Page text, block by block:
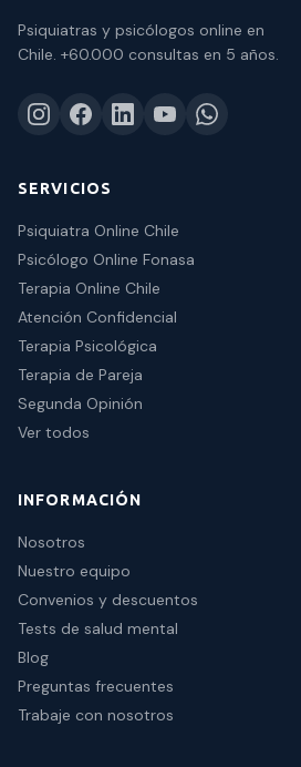
Psiquiatras y psicólogos online en
Chile. +60.000 consultas en 5 años.
SERVICIOS
Psiquiatra Online Chile
Psicólogo Online Fonasa
Terapia Online Chile
Atención Confidencial
Terapia Psicológica
Terapia de Pareja
Segunda Opinión
Ver todos
INFORMACIÓN
Nosotros
Nuestro equipo
Convenios y descuentos
Tests de salud mental
Blog
Preguntas frecuentes
Trabaje con nosotros